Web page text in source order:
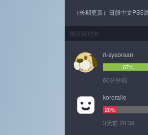
（长期更新）日服中文PS5
最近玩过的
ri-syaoraan
67%
60分钟前
koreralle
20%
3天前 20:38